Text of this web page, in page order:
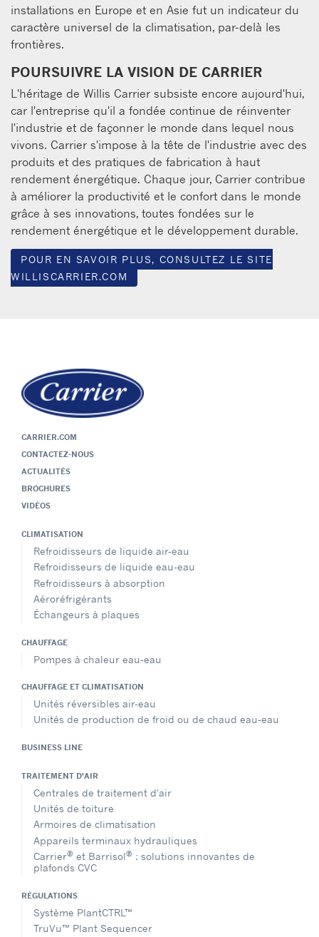
installations en Europe et en Asie fut un indicateur du
caractère universel de la climatisation, par-delà les
frontières.
POURSUIVRE LA VISION DE CARRIER
L'héritage de Willis Carrier subsiste encore aujourd'hui,
car l'entreprise qu'il a fondée continue de réinventer
l'industrie et de façonner le monde dans lequel nous
vivons. Carrier s'impose à la tête de l'industrie avec des
produits et des pratiques de fabrication à haut
rendement énergétique. Chaque jour, Carrier contribue
à améliorer la productivité et le confort dans le monde
grâce à ses innovations, toutes fondées sur le
rendement énergétique et le développement durable.
POUR EN SAVOIR PLUS, CONSULTEZ LE SITE
WILLISCARRIER.COM
CARRIER.COM
CONTACTEZ-NOUS
ACTUALITÉS
BROCHURES
VIDÉOS
CLIMATISATION
Refroidisseurs de liquide air-eau
Refroidisseurs de liquide eau-eau
Refroidisseurs à absorption
Aéroréfrigérants
Échangeurs à plaques
CHAUFFAGE
Pompes à chaleur eau-eau
CHAUFFAGE ET CLIMATISATION
Unités réversibles air-eau
Unités de production de froid ou de chaud eau-eau
BUSINESS LINE
TRAITEMENT D'AIR
Centrales de traitement d'air
Unités de toiture
Armoires de climatisation
Appareils terminaux hydrauliques
Carrier® et Barrisol® : solutions innovantes de
plafonds CVC
RÉGULATIONS
Système PlantCTRL™
TruVu™ Plant Sequencer